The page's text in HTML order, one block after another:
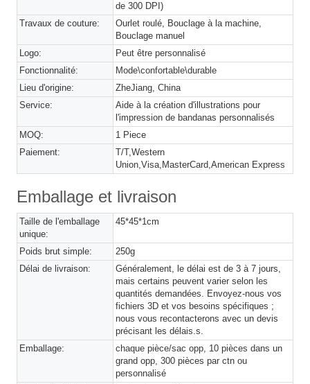
de 300 DPI)
Travaux de couture:
Ourlet roulé, Bouclage à la machine,
Bouclage manuel
Logo:
Peut être personnalisé
Fonctionnalité:
Mode\confortable\durable
Lieu d'origine:
ZheJiang, China
Service:
Aide à la création d'illustrations pour
l'impression de bandanas personnalisés
MOQ:
1 Piece
Paiement:
T/T,Western
Union,Visa,MasterCard,American Express
Emballage et livraison
Taille de l'emballage
unique:
45*45*1cm
Poids brut simple:
250g
Délai de livraison:
Généralement, le délai est de 3 à 7 jours,
mais certains peuvent varier selon les
quantités demandées. Envoyez-nous vos
fichiers 3D et vos besoins spécifiques ;
nous vous recontacterons avec un devis
précisant les délais.s.
Emballage:
chaque pièce/sac opp, 10 pièces dans un
grand opp, 300 pièces par ctn ou
personnalisé